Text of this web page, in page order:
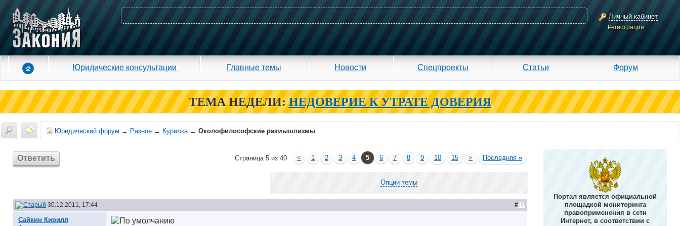
Личный кабинет
Регистрация
Юридические консультации Главные темы Новости Спецпроекты Статьи Форум
ТЕМА НЕДЕЛИ: НЕДОВЕРИЕ К УТРАТЕ ДОВЕРИЯ
Юридический форум → Разное → Курилка→ Околофилософские размышлизмы
Ответить Страница 5 из 40 < 1 2 3 4 5 6 7 8 9 10 15 > Последняя»
Опции темы
30.12.2011, 17:44 #41
Сайкин Кирилл
Портал является официальной
площадкой мониторинга
правоприменения в сети
Интернет, в соответствии с